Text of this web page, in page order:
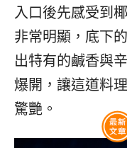
入口後先感受到
非常明顯，底下
出特有的鹹香與
爆開，讓這道料
驚艷。